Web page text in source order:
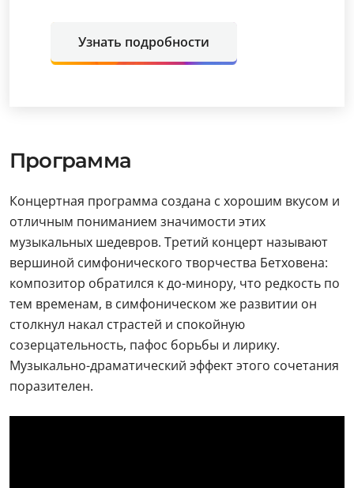
Узнать подробности
Программа
Концертная программа создана с хорошим вкусом и
отличным пониманием значимости этих
музыкальных шедевров. Третий концерт называют
вершиной симфонического творчества Бетховена:
композитор обратился к до-минору, что редкость по
тем временам, в симфоническом же развитии он
столкнул накал страстей и спокойную
созерцательность, пафос борьбы и лирику.
Музыкально-драматический эффект этого сочетания
поразителен.